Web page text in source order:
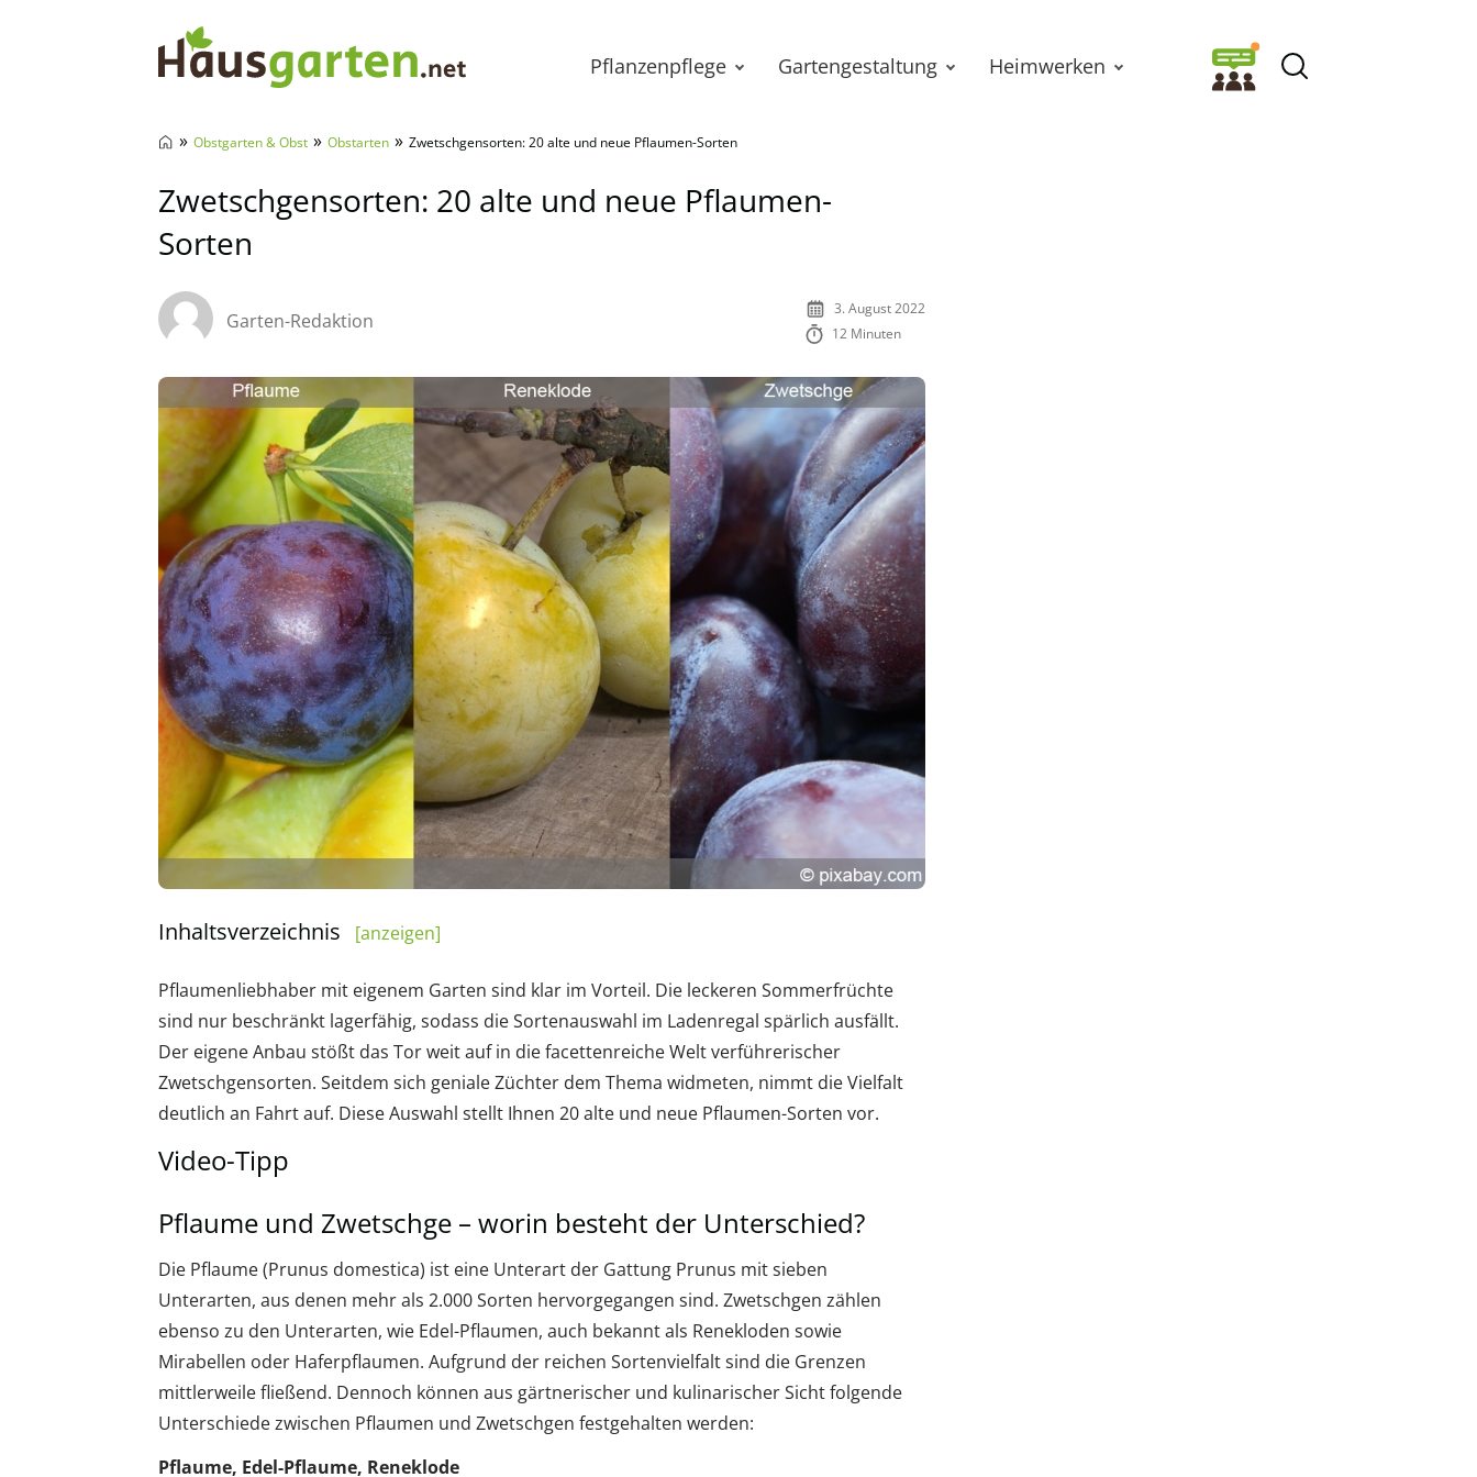
Pflanzenpflege Gartengestaltung Heimwerken
» Obstgarten & Obst » Obstarten » Zwetschgensorten: 20 alte und neue Pflaumen-Sorten
Zwetschgensorten: 20 alte und neue Pflaumen-
Sorten
Garten-Redaktion
3. August 2022
12 Minuten
Inhaltsverzeichnis [anzeigen]
Pflaumenliebhaber mit eigenem Garten sind klar im Vorteil. Die leckeren Sommerfrüchte
sind nur beschränkt lagerfähig, sodass die Sortenauswahl im Ladenregal spärlich ausfällt.
Der eigene Anbau stößt das Tor weit auf in die facettenreiche Welt verführerischer
Zwetschgensorten. Seitdem sich geniale Züchter dem Thema widmeten, nimmt die Vielfalt
deutlich an Fahrt auf. Diese Auswahl stellt Ihnen 20 alte und neue Pflaumen-Sorten vor.
Video-Tipp
Pflaume und Zwetschge – worin besteht der Unterschied?
Die Pflaume (Prunus domestica) ist eine Unterart der Gattung Prunus mit sieben
Unterarten, aus denen mehr als 2.000 Sorten hervorgegangen sind. Zwetschgen zählen
ebenso zu den Unterarten, wie Edel-Pflaumen, auch bekannt als Renekloden sowie
Mirabellen oder Haferpflaumen. Aufgrund der reichen Sortenvielfalt sind die Grenzen
mittlerweile fließend. Dennoch können aus gärtnerischer und kulinarischer Sicht folgende
Unterschiede zwischen Pflaumen und Zwetschgen festgehalten werden:
Pflaume, Edel-Pflaume, Reneklode